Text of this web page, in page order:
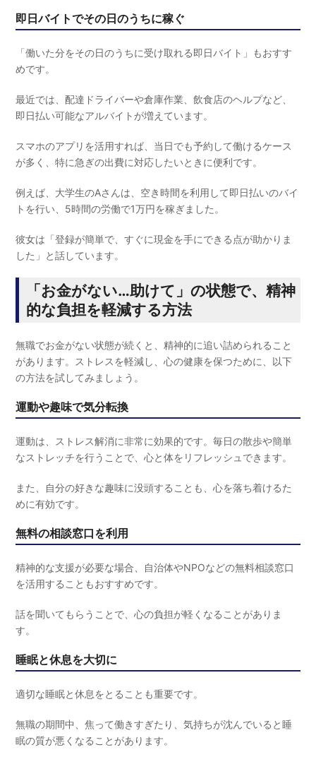
即日バイトでその日のうちに稼ぐ
「働いた分をその日のうちに受け取れる即日バイト」もおすす
めです。
最近では、配達ドライバーや倉庫作業、飲食店のヘルプなど、
即日払い可能なアルバイトが増えています。
スマホのアプリを活用すれば、当日でも予約して働けるケース
が多く、特に急ぎの出費に対応したいときに便利です。
例えば、大学生のAさんは、空き時間を利用して即日払いのバイ
トを行い、5時間の労働で1万円を稼ぎました。
彼女は「登録が簡単で、すぐに現金を手にできる点が助かりま
した」と話しています。
「お金がない…助けて」の状態で、精神
的な負担を軽減する方法
無職でお金がない状態が続くと、精神的に追い詰められること
があります。ストレスを軽減し、心の健康を保つために、以下
の方法を試してみましょう。
運動や趣味で気分転換
運動は、ストレス解消に非常に効果的です。毎日の散歩や簡単
なストレッチを行うことで、心と体をリフレッシュできます。
また、自分の好きな趣味に没頭することも、心を落ち着けるた
めに有効です。
無料の相談窓口を利用
精神的な支援が必要な場合、自治体やNPOなどの無料相談窓口
を活用することもおすすめです。
話を聞いてもらうことで、心の負担が軽くなることがありま
す。
睡眠と休息を大切に
適切な睡眠と休息をとることも重要です。
無職の期間中、焦って働きすぎたり、気持ちが沈んでいると睡
眠の質が悪くなることがあります。